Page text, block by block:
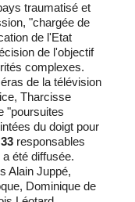
traumatisé et
"chargée de
de l'Etat
de l'objectif
complexes.
de la télévision
Tharcisse
"poursuites
du doigt pour
33 responsables
a été diffusée.
Alain Juppé,
Dominique de